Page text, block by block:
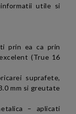
utile si
prin ea ca prin
(True 16
suprafete,
mm si greutate
– aplicati